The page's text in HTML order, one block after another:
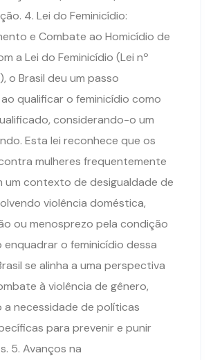
4. Lei do Feminicídio:
e Combate ao Homicídio de
a Lei do Feminicídio (Lei nº
o Brasil deu um passo
qualificar o feminicídio como
considerando-o um
Esta lei reconhece que os
mulheres frequentemente
um contexto de desigualdade de
violência doméstica,
ou menosprezo pela condição
enquadrar o feminicídio dessa
se alinha a uma perspectiva
à violência de gênero,
a necessidade de políticas
para prevenir e punir
5. Avanços na